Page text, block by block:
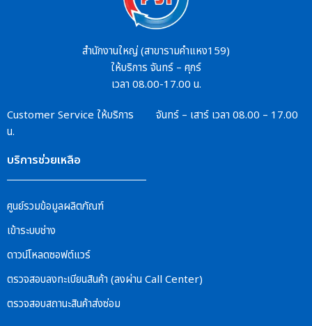
สำนักงานใหญ่ (สาขารามคำแหง159)
ให้บริการ จันทร์ – ศุกร์
เวลา 08.00-17.00 น.
Customer Service ให้บริการ จันทร์ – เสาร์ เวลา 08.00 – 17.00
น.
บริการช่วยเหลือ
ศูนย์รวมข้อมูลผลิตภัณฑ์
เข้าระบบช่าง
ดาวน์โหลดซอฟต์แวร์
ตรวจสอบลงทะเบียนสินค้า (ลงผ่าน Call Center)
ตรวจสอบสถานะสินค้าส่งซ่อม